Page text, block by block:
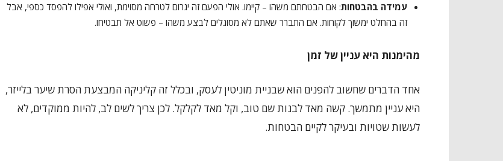
עמידה בהבטחות: אם הבטחתם משהו – קיימו. אולי הפעם זה יגרום לטרחה מסוימת, ואולי אפילו להפסד כספי, אבל
זה בהחלט ימשוך לקוחות. אם התברר שאתם לא מסוגלים לבצע משהו – פשוט אל תבטיחו.
מהימנות היא עניין של זמן
אחד הדברים שחשוב להפנים הוא שבניית מוניטין לעסק, ובכלל זה קליניקה המבצעתהסרת שיער בלייזר,
היא עניין מתמשך. קשה מאד לבנות שם טוב, וקל מאד לקלקל. לכן צריך לשים לב, להיות ממוקדים, לא
לעשות שטויות ובעיקר לקיים הבטחות.